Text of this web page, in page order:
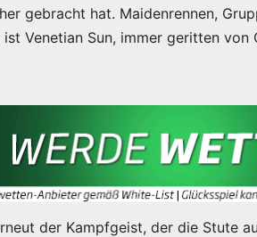
gebracht hat. Maidenrennen,
Venetian Sun, immer geritten
der Kampfgeist, der die Stute